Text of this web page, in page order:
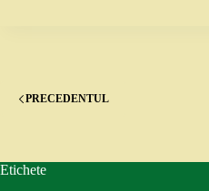
PRECEDENTUL
Etichete